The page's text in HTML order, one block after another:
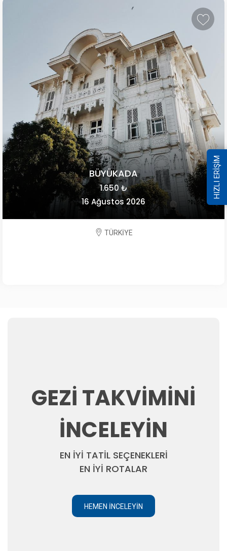
BÜYÜKADA
1.650 ₺
16 Ağustos 2026
TÜRKİYE
GEZİ TAKVİMİNİ
İNCELEYİN
EN İYİ TATİL SEÇENEKLERİ
EN İYİ ROTALAR
HEMEN İNCELEYIN
HIZLI ERİŞİM